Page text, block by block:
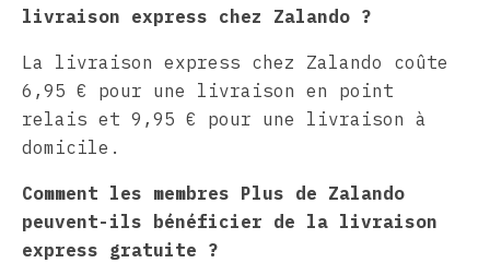
livraison express chez Zalando ?
La livraison express chez Zalando coûte
6,95 € pour une livraison en point
relais et 9,95 € pour une livraison à
domicile.
Comment les membres Plus de Zalando
peuvent-ils bénéficier de la livraison
express gratuite ?